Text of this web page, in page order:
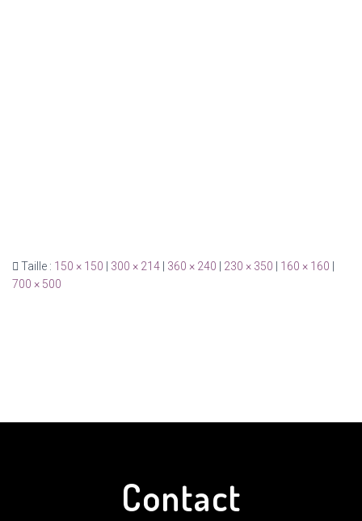
Taille : 150 × 150 300 × 214 360 × 240 230 × 350 160 × 160
700 × 500
Contact